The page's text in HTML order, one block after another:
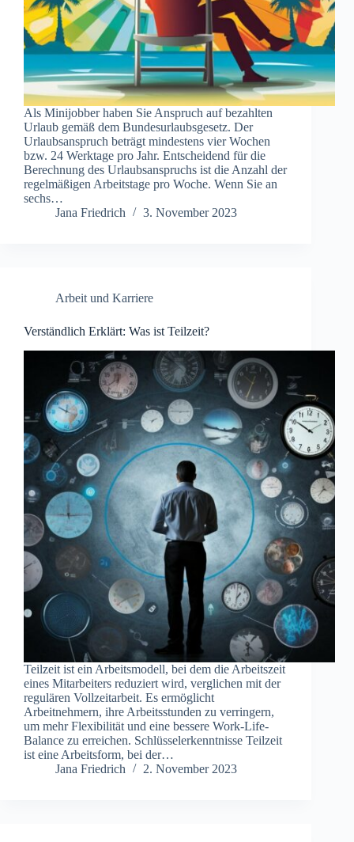
Als Minijobber haben Sie Anspruch auf bezahlten
Urlaub gemäß dem Bundesurlaubsgesetz. Der
Urlaubsanspruch beträgt mindestens vier Wochen
bzw. 24 Werktage pro Jahr. Entscheidend für die
Berechnung des Urlaubsanspruchs ist die Anzahl der
regelmäßigen Arbeitstage pro Woche. Wenn Sie an
sechs…
Jana Friedrich
3. November 2023
Arbeit und Karriere
Verständlich Erklärt: Was ist Teilzeit?
Teilzeit ist ein Arbeitsmodell, bei dem die Arbeitszeit
eines Mitarbeiters reduziert wird, verglichen mit der
regulären Vollzeitarbeit. Es ermöglicht
Arbeitnehmern, ihre Arbeitsstunden zu verringern,
um mehr Flexibilität und eine bessere Work-Life-
Balance zu erreichen. Schlüsselerkenntnisse Teilzeit
ist eine Arbeitsform, bei der…
Jana Friedrich
2. November 2023